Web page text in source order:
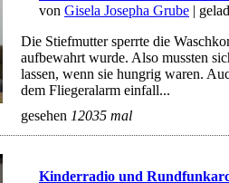
von Gisela Josepha Grube |
Die Stiefmutter sperrte die
aufbewahrt wurde. Also mussten
lassen, wenn sie hungrig waren.
dem Fliegeralarm einfall...
gesehen 12035 mal
Kinderradio und